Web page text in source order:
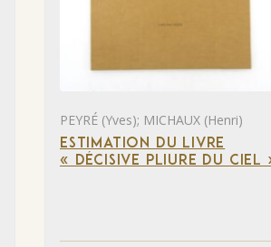
PEYRÉ (Yves); MICHAUX (Henri)
ESTIMATION DU LIVRE
« DÉCISIVE PLIURE DU CIEL